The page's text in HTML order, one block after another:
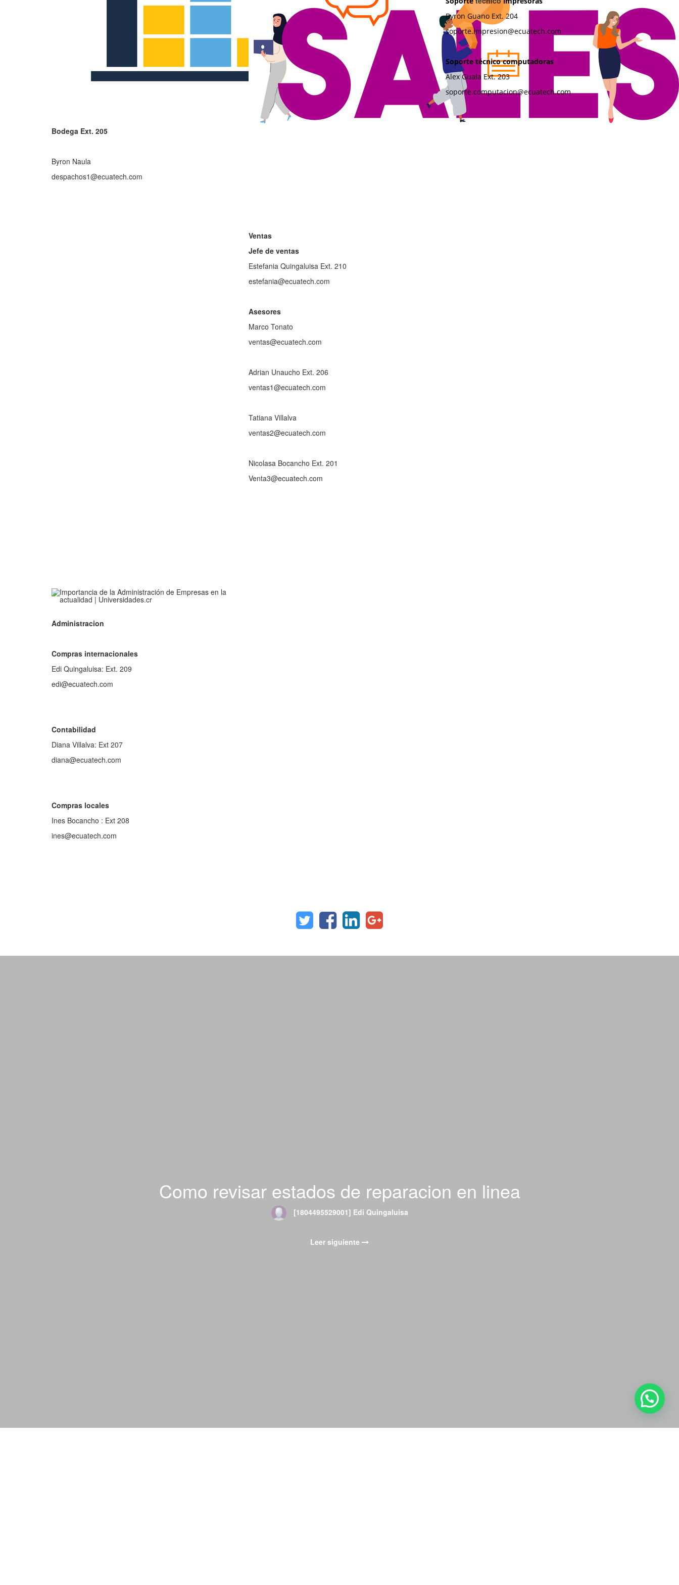
Bodega Ext. 205
Byron Naula
despachos1@ecuatech.com
Ventas
Jefe de ventas
Estefania Quingaluisa Ext. 210
estefania@ecuatech.com
Asesores
Marco Tonato
ventas@ecuatech.com
Adrian Unaucho Ext. 206
ventas1@ecuatech.com
Tatiana Villalva
ventas2@ecuatech.com
Nicolasa Bocancho Ext. 201
Venta3@ecuatech.com
Byron Guano Ext. 204
soporte.impresion@ecuatech.com
Soporte técnicocomputadoras
Alex Guala Ext. 203
soporte.computacion@ecuatech.com
Administracion
Compras internacionales
Edi Quingaluisa: Ext. 209
edi@ecuatech.com
Contabilidad
Diana Villalva: Ext 207
diana@ecuatech.com
Compras locales
Ines Bocancho : Ext 208
ines@ecuatech.com
Como revisar estados de reparacion en linea
[1804495529001] Edi Quingaluisa
Leer siguiente